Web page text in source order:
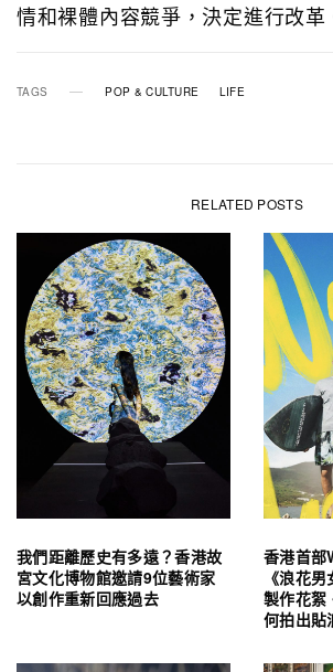
情和裸體內容競爭，決定進行改革
TAGS POP & CULTURE LIFE
RELATED POSTS
我們距離歷史有多遠？香港故
宮文化博物館邀請9位藝術家
以創作重新回應過去
香港首
《浪花
製作花
何拍出貼